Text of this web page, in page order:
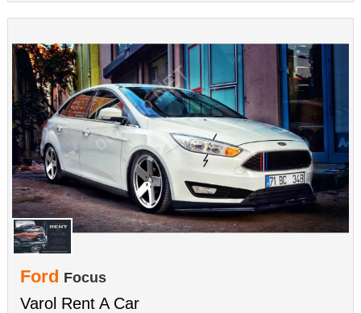
Ford Focus
Varol Rent A Car